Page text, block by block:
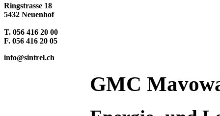
Ringstrasse 18
5432 Neuenhof
T. 056 416 20 00
F. 056 416 20 05
info@sintrel.ch
GMC